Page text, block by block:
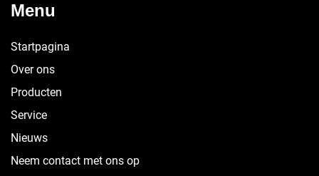
Menu
Startpagina
Over ons
Producten
Service
Nieuws
Neem contact met ons op